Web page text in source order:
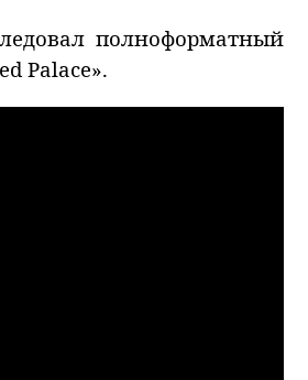
полноформатный
Palace».